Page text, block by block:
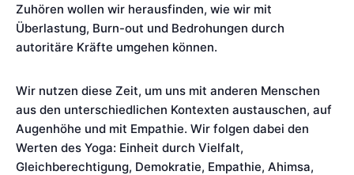
Zuhören wollen wir herausfinden, wie wir mit
Überlastung, Burn-out und Bedrohungen durch
autoritäre Kräfte umgehen können.
Wir nutzen diese Zeit, um uns mit anderen Menschen
aus den unterschiedlichen Kontexten austauschen, auf
Augenhöhe und mit Empathie. Wir folgen dabei den
Werten des Yoga: Einheit durch Vielfalt,
Gleichberechtigung, Demokratie, Empathie, Ahimsa,